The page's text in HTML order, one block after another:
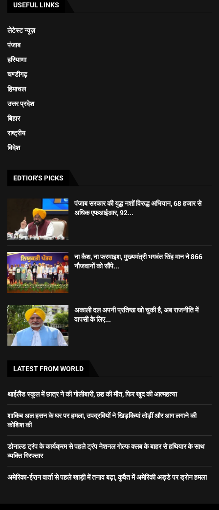
USEFUL LINKS
लेटेस्ट न्यूज़
पंजाब
हरियाणा
चण्डीगढ़
हिमाचल
उत्तर प्रदेश
बिहार
राष्ट्रीय
विदेश
EDTIOR'S PICKS
पंजाब सरकार की युद्ध नशों विरुद्ध अभियान, 68 हजार से
अधिक एफआईआर, 92...
ना कैश, ना फरमाइश, मुख्यमंत्री भगवंत सिंह मान ने 866
नौजवानों को सौंपे...
अकाली दल अपनी प्रतिष्ठा खो चुकी है, अब राजनीति में
वापसी के लिए...
LATEST FROM WORLD
थाईलैंड स्कूल में छात्र ने की गोलीबारी, छह की मौत, फिर खुद की आत्महत्या
शाकिब अल हसन के घर पर हमला, उपद्रवियों ने खिड़कियां तोड़ीं और आग लगाने की
कोशिश की
डोनाल्ड ट्रंप के कार्यक्रम से पहले ट्रंप नेशनल गोल्फ क्लब के बाहर से हथियार के साथ
व्यक्ति गिरफ्तार
अमेरिका-ईरान वार्ता से पहले खाड़ी में तनाव बढ़ा, कुवैत में अमेरिकी अड्डे पर ड्रोन हमला